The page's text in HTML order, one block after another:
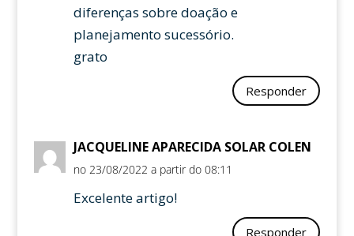
diferenças sobre doação e
planejamento sucessório.
grato
Responder
JACQUELINE APARECIDA SOLAR COLEN
no 23/08/2022 a partir do 08:11
Excelente artigo!
Responder